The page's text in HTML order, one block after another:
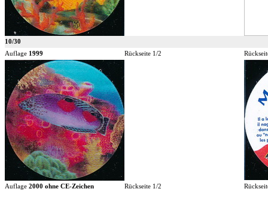
10/30
Auflage 1999 Rückseite 1/2
Auflage 2000 ohne CE-Zeichen Rückseite 1/2